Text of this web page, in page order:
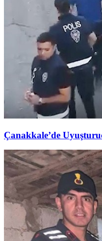
Çanakkale’de